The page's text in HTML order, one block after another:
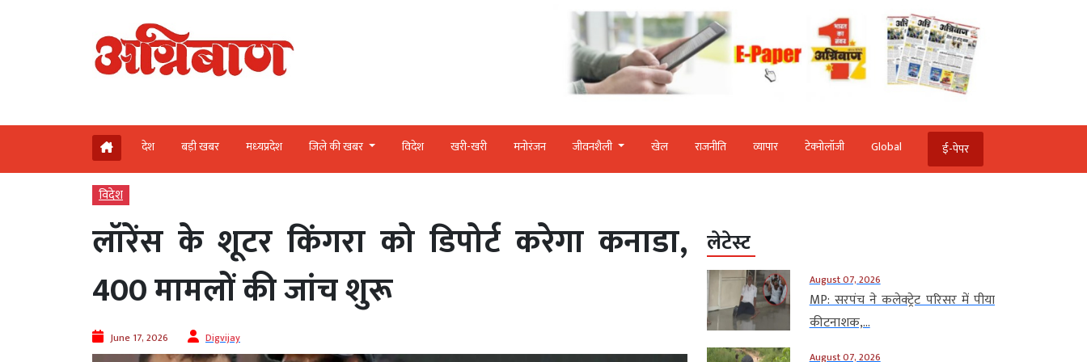
देश बड़ी खबर मध्‍यप्रदेश जिले की खबर विदेश खरी-खरी मनोरंजन जीवनशैली खेल राजनीति व्‍यापार टेक्‍नोलॉजी Global ई-पेपर
विदेश
लॉरेंस के शूटर किंगरा को डिपोर्ट करेगा कनाडा,
400 मामलों की जांच शुरू
June 17, 2026 Digvijay
लेटेस्ट
August 07, 2026
MP: सरपंच ने कलेक्ट्रेट परिसर में पीया
कीटनाशक,...
August 07, 2026